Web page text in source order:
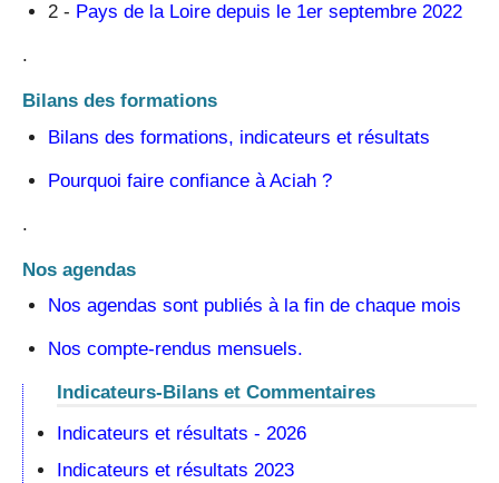
2 - Pays de la Loire depuis le 1er septembre 2022
.
Bilans des formations
Bilans des formations, indicateurs et résultats
Pourquoi faire confiance à Aciah ?
.
Nos agendas
Nos agendas sont publiés à la fin de chaque mois
Nos compte-rendus mensuels.
Indicateurs-Bilans et Commentaires
Indicateurs et résultats - 2026
Indicateurs et résultats 2023